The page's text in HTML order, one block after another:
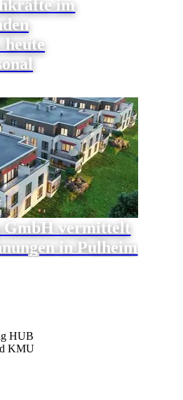
im
heute
vermittelt
in Pulheim
HUB
KMU